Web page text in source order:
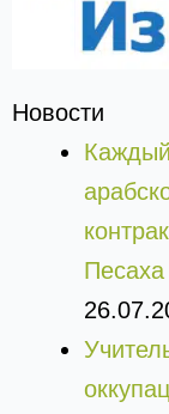
Новости
Песаха